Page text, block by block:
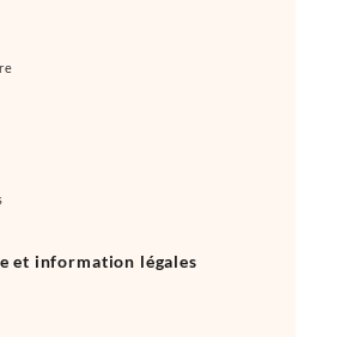
et information légales